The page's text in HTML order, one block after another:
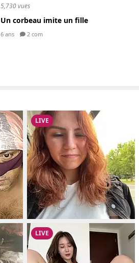
5,730 vues
Un corbeau imite un fille
6 ans 2 com